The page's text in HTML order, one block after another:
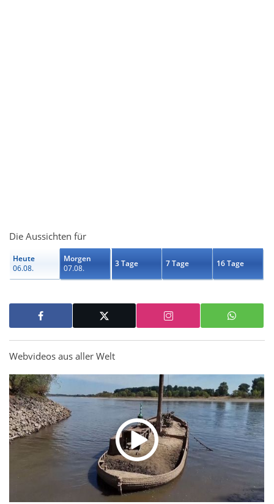
Die Aussichten für
Heute
06.08.
Morgen
07.08.
3 Tage 7 Tage 16 Tage
Webvideos aus aller Welt